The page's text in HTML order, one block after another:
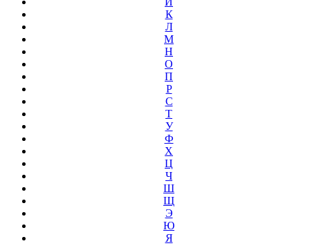
К
Л
М
Н
О
П
Р
С
Т
У
Ф
Х
Ц
Ч
Ш
Щ
Э
Ю
Я